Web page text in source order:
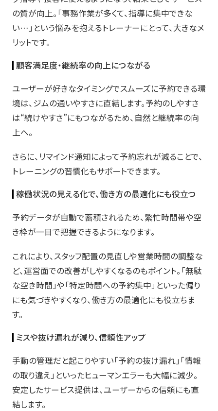
の質が向上。「事務作業が多くて、指導に集中できな
い…」という悩みを抱えるトレーナーにとって、大きなメ
リットです。
顧客満足度・継続率の向上につながる
ユーザーが好きなタイミングでスムーズに予約できる環
境は、ジムの通いやすさに直結します。予約のしやすさ
は“続けやすさ”にもつながるため、自然と継続率の向
上へ。
さらに、リマインド通知によって予約忘れが減ることで、
トレーニングの習慣化もサポートできます。
稼働状況の見える化で、働き方の最適化にも役立つ
予約データが自動で蓄積されるため、繁忙時間帯や空
き枠が一目で把握できるようになります。
これにより、スタッフ配置の見直しや営業時間の調整な
ど、運営面での改善がしやすくなるのもポイント。「無駄
な空き時間」や「特定時間への予約集中」といった偏り
にも気づきやすくなり、働き方の最適化にも役立ちま
す。
ミスや抜け漏れが減り、信頼性アップ
手動の管理だと起こりやすい「予約の抜け漏れ」「情報
の取り違え」といったヒューマンエラーも大幅に減少。
安定したサービス提供は、ユーザーからの信頼にも直
結します。